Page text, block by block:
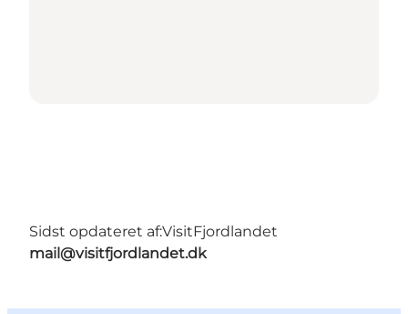
Sidst opdateret af:VisitFjordlandet
mail@visitfjordlandet.dk